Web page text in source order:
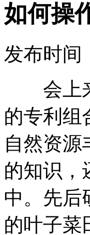
如何操
发布时间
会上来
的专利组
自然资源
的知识，
中。先后
的叶子菜